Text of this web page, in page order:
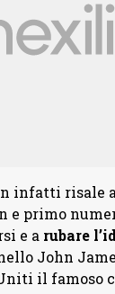
infatti risale
e primo
e a rubare
John
il famoso